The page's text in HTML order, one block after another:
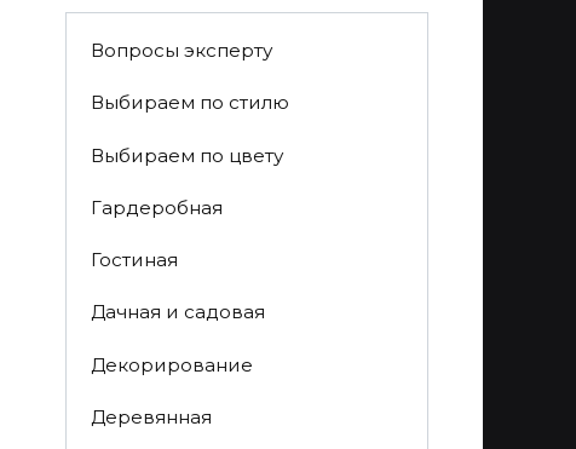
Вопросы эксперту
Выбираем по стилю
Выбираем по цвету
Гардеробная
Гостиная
Дачная и садовая
Декорирование
Деревянная